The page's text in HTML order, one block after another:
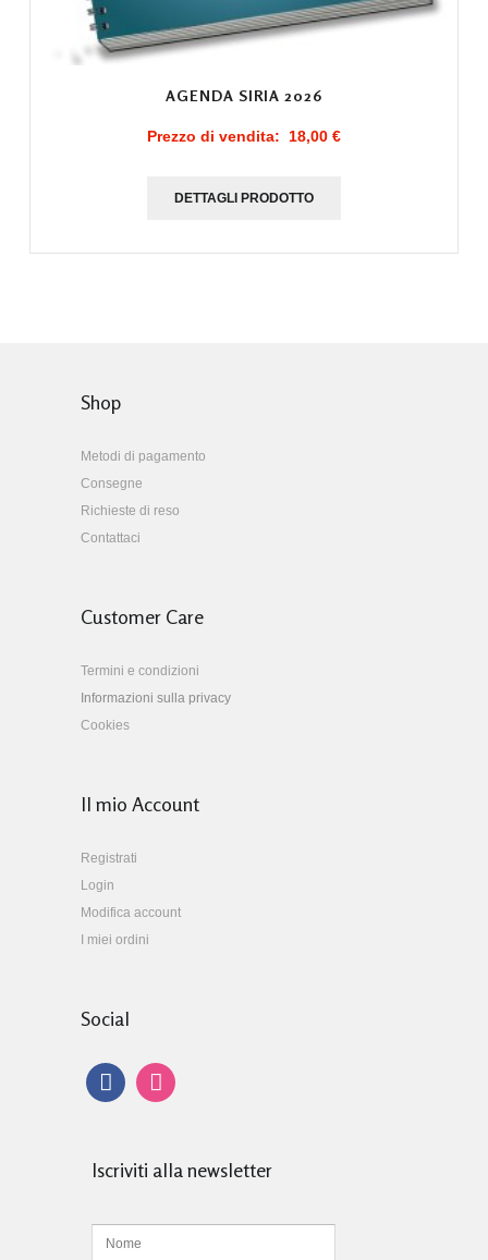
AGENDA SIRIA 2026
Prezzo di vendita: 18,00 €
DETTAGLI PRODOTTO
Shop
Metodi di pagamento
Consegne
Richieste di reso
Contattaci
Customer Care
Termini e condizioni
Informazioni sulla privacy
Cookies
Il mio Account
Registrati
Login
Modifica account
I miei ordini
Social
Iscriviti alla newsletter